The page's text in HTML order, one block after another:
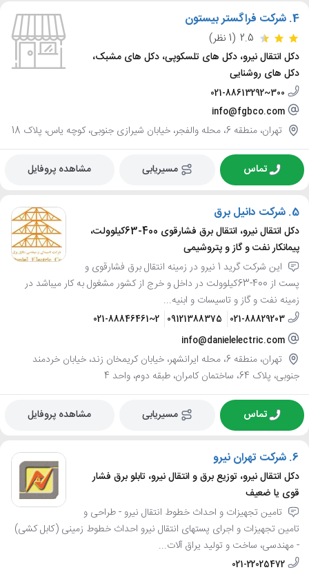
4. شرکت فراگستر بیستون
2.5 (1 نظر)
دکل انتقال نیرو، دکل های تلسکوپی، دکل های مشبک،
دکل های روشنایی
021-88613292~300
info@fgbco.com
تهران، منطقه 6، محله والفجر، خیابان شیرازی جنوبی، کوچه یاس، پلاک 18
تماس مسیریابی مشاهده پروفایل
5. شرکت دانیل برق
دکل انتقال نیرو، انتقال برق فشارقوی 400-63کیلوولت،
پیمانکار نفت و گاز و پتروشیمی
این شرکت گرید 1 نیرو در زمینه انتقال برق فشارقوی و
پست از 400-63کیلوولت در داخل و خرج از کشور مشغول به کار میباشد در
زمینه نفت و گاز و تاسیسات و ابنیه...
021-88829203
09121388375
021-88846461~2
info@danielelectric.com
تهران، منطقه 6، محله ایرانشهر، خیابان کریمخان زند، خیابان خردمند
جنوبی، پلاک 64، ساختمان کامران، طبقه دوم، واحد 4
تماس مسیریابی مشاهده پروفایل
6. شرکت تهران نیرو
دکل انتقال نیرو، توزیع برق و انتقال نیرو، تابلو برق فشار
قوی یا ضعیف
تامین تجهیزات و احداث خطوط انتقال نیرو - طراحی و
تامین تجهیزات و اجرای پستهای انتقال نیرو احداث خطوط زمینی (کابل کشی)
- مهندسی، ساخت و تولید یراق آلات...
021-22025472